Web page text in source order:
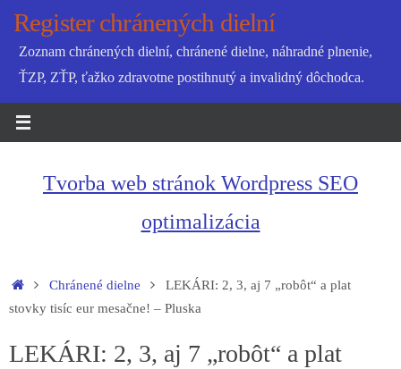
SkipRegister chránených dielní
Zoznam chránených dielní, chránené dielne, náhradné plnenie,
ŤZP, ZŤP, ťažko zdravotne postihnutý a invalidný dôchodca.
Tvorba web stránok Wordpress SEO
optimalizácia
HomeChránené dielne
LEKÁRI: 2, 3, aj 7 „robôt“ a plat
stovky tisíc eur mesačne! – Pluska
LEKÁRI: 2, 3, aj 7 „robôt“ a plat